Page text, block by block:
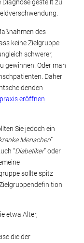
Diagnose gestellt zu
des
keine Zielgruppe
schwerer,
gewinnen. Oder man
Daher
eröffnen
Sie jedoch ein
Menschen”
“Diabetiker” oder
sollte spitz
etwa Alter,
die der